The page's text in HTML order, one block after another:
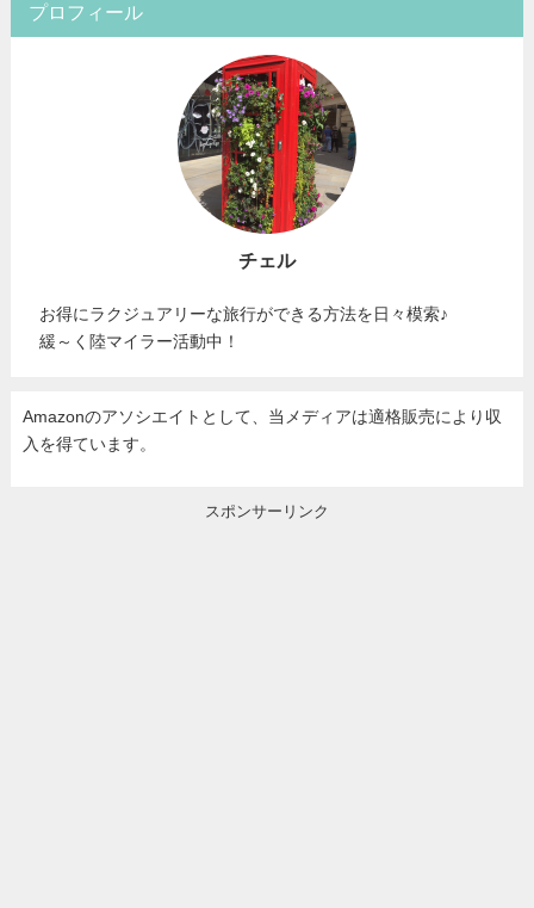
プロフィール
チェル
お得にラクジュアリーな旅行ができる方法を日々模索♪
緩～く陸マイラー活動中！
Amazonのアソシエイトとして、当メディアは適格販売により収
入を得ています。
スポンサーリンク